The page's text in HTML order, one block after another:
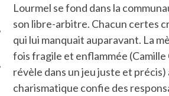
CARAVELLE
Lourmel se fond dans la
son libre-arbitre. Chacun certes
qui lui manquait auparavant. La
fois fragile et enflammée (Camille
révèle dans un jeu juste et précis)
charismatique confie des